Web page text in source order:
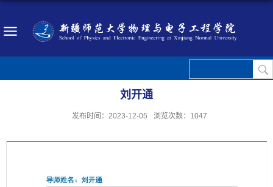
刘开通
发布时间：2023-12-05 浏览次数： 1047